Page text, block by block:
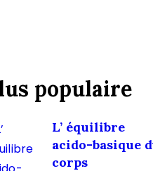
populaire
L’ équilibre
acido-basique
corps